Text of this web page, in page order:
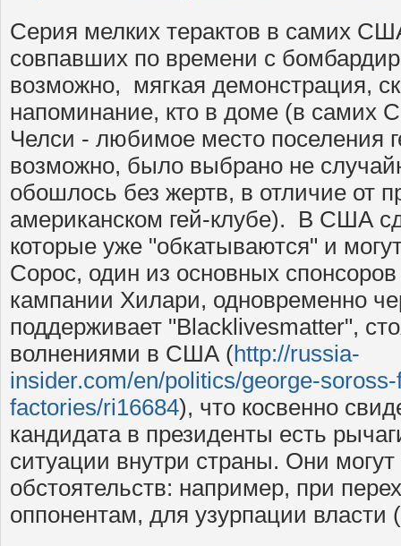
Серия мелких терактов в самих
совпавших по времени с
возможно, мягкая демонстрация,
напоминание, кто в доме (в самих
Челси - любимое место поселения
возможно, было выбрано не
обошлось без жертв, в отличие от
американском гей-клубе). В США
которые уже "обкатываются" и
Сорос, один из основных
кампании Хилари, одновременно
поддерживает "Blacklivesmatter",
волнениями в США (http://russia-
insider.com/en/politics/george-
factories/ri16684), что косвенно
кандидата в президенты есть
ситуации внутри страны. Они
обстоятельств: например, при
оппонентам, для узурпации власти